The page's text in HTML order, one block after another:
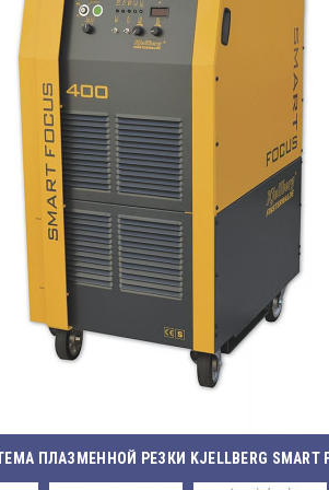
ПЛАЗМЕННОЙ РЕЗКИ KJELLBERG SMART